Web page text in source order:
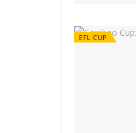
EFL CUP